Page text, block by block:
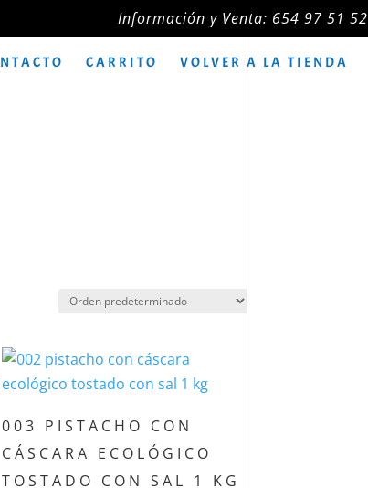
Información y Venta: 654 97 51 52
CARRITO VOLVER A LA TIENDA
003 PISTACHO CON
CÁSCARA ECOLÓGICO
TOSTADO CON SAL 1 KG